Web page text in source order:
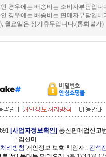
경우에는 배송비는 소비자부담입니
경우에는 배송비는 판매자부담입니
월요일은 정기휴무입니다.(통화불가)
[사업자정보확인] 통신판매업신고
: 김신미
리방침 개인정보 보호 책임자 : 김석